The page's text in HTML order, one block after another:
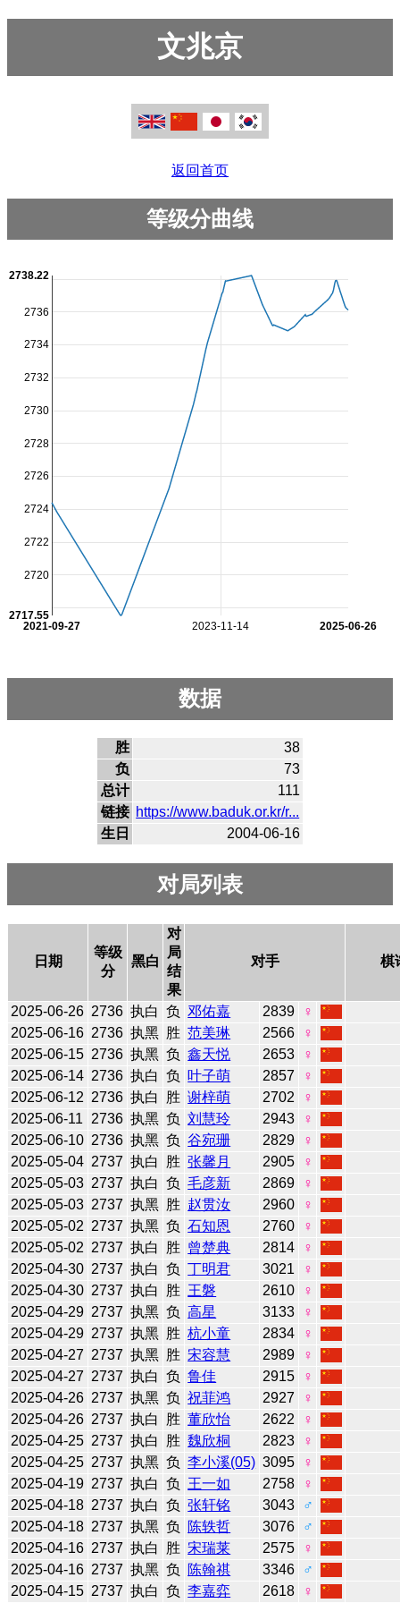
文兆京
返回首页
等级分曲线
2023-11-14
2021-09-27 2025-06-26
2720
2722
2724
2726
2728
2730
2732
2734
2736
2717.55
2738.22
数据
胜
38
负
73
总计
111
链接 https://www.baduk.or.kr/r...
生日
2004-06-16
对局列表
日期
等级
分
黑白
对
局
结
果
对手 棋
2025-06-26 2736 执白 负 邓佑嘉 2839
♀
2025-06-16 2736 执黑 胜 范美琳 2566
♀
2025-06-15 2736 执黑 负 鑫天悦 2653
♀
2025-06-14 2736 执白 负 叶子萌 2857
♀
2025-06-12 2736 执白 胜 谢梓萌 2702
♀
2025-06-11
2736 执黑 负 刘慧玲 2943
♀
2025-06-10 2736 执黑 负 谷宛珊 2829
♀
2025-05-04 2737 执白 胜 张馨月 2905
♀
2025-05-03 2737 执白 负 毛彦新 2869
♀
2025-05-03 2737 执黑 胜 赵贯汝 2960
♀
2025-05-02 2737 执黑 负 石知恩 2760
♀
2025-05-02 2737 执白 胜 曾楚典 2814
♀
2025-04-30 2737 执白 负 丁明君 3021
♀
2025-04-30 2737 执白 胜 王磐 2610
♀
2025-04-29 2737 执黑 负 高星 3133
♀
2025-04-29 2737 执黑 胜 杭小童 2834
♀
2025-04-27 2737 执黑 胜 宋容慧 2989
♀
2025-04-27 2737 执白 负 鲁佳 2915
♀
2025-04-26 2737 执黑 负 祝菲鸿 2927
♀
2025-04-26 2737 执白 胜 董欣怡 2622
♀
2025-04-25 2737 执白 胜 魏欣桐 2823
♀
2025-04-25 2737 执黑 负 李小溪(05) 3095
♀
2025-04-19 2737 执白 负 王一如 2758
♀
2025-04-18 2737 执白 负 张轩铭 3043
♂
2025-04-18 2737 执黑 负 陈轶哲 3076
♂
2025-04-16 2737 执白 胜 宋瑞莱 2575
♀
2025-04-16 2737 执黑 负 陈翰祺 3346
♂
2025-04-15 2737 执白 负 李嘉弈 2618 ♀